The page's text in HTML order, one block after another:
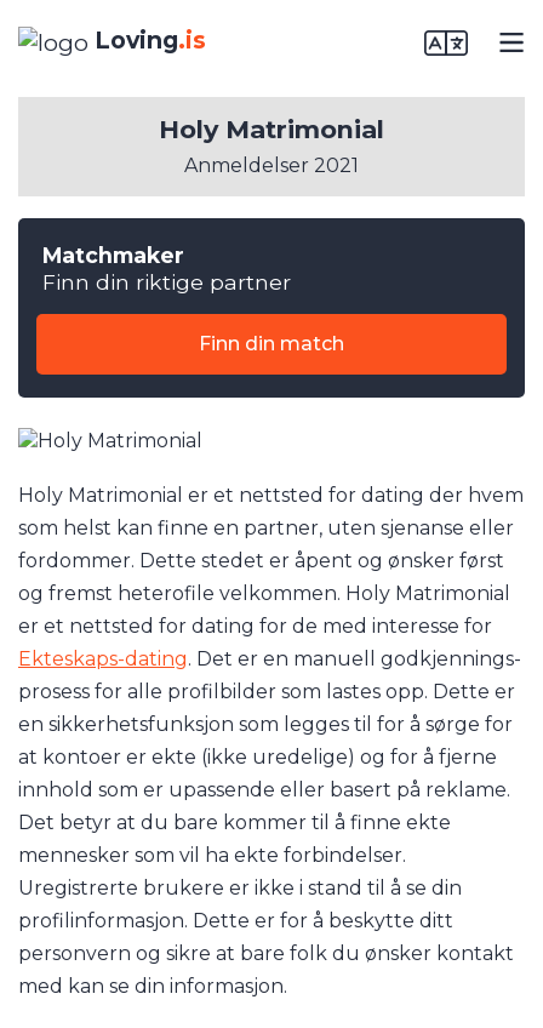
Loving.is
Matchmaker
Finn din riktige partner
Finn din match
Holy Matrimonial
Anmeldelser 2021
Holy Matrimonial er et nettsted for dating der hvem
som helst kan finne en partner, uten sjenanse eller
fordommer. Dette stedet er åpent og ønsker først
og fremst heterofile velkommen. Holy Matrimonial
er et nettsted for dating for de med interesse for
Ekteskaps-dating. Det er en manuell godkjennings-
prosess for alle profilbilder som lastes opp. Dette er
en sikkerhetsfunksjon som legges til for å sørge for
at kontoer er ekte (ikke uredelige) og for å fjerne
innhold som er upassende eller basert på reklame.
Det betyr at du bare kommer til å finne ekte
mennesker som vil ha ekte forbindelser.
Uregistrerte brukere er ikke i stand til å se din
profilinformasjon. Dette er for å beskytte ditt
personvern og sikre at bare folk du ønsker kontakt
med kan se din informasjon.